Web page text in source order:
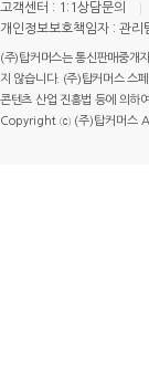
고객센터 : 1:1상담문의
개인정보보호책임자 : 관
(주)탑커머스는 통신판매중개
지 않습니다. (주)탑커머스 스
콘텐츠 산업 진흥법 등에 의하
Copyright ⓒ (주)탑커머스